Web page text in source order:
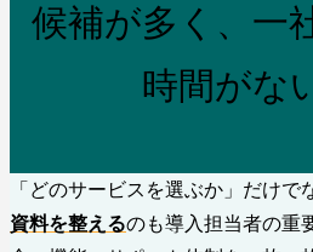
候補が多く、一
時間がな
「どのサービスを選ぶか」だけで
資料を整えるのも導入担当者の重